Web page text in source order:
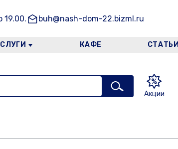
19.00. buh@nash-dom-22.bizml.ru
КАФЕ СТАТЬИ
Акции